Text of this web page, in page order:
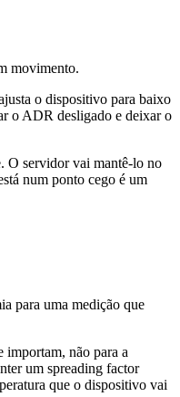
movimento.
o dispositivo para baixo
o ADR desligado e deixar o
O servidor vai mantê-lo no
num ponto cego é um
para uma medição que
importam, não para a
um spreading factor
que o dispositivo vai